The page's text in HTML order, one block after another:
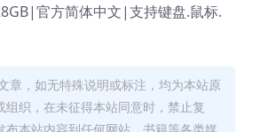
官方简体中文|支持键盘.鼠标.
章，如无特殊说明或标注，均为本站原
组织，在未征得本站同意时，禁止复
布本站内容到任何网站、书籍等各类媒